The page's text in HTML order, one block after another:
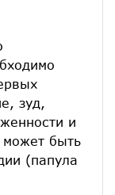
зуд,
и
быть
(папула